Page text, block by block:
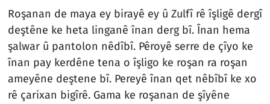
Roşanan de maya ey birayê ey û Zulfî rê îşligê dergî
deştêne ke heta linganê înan derg bî. Înan hema
şalwar û pantolon nêdîbî. Pêroyê serre de çîyo ke
înan pay kerdêne tena o îşligo ke roşan ra roşan
ameyêne deştene bî. Pereyê înan qet nêbîbî ke xo
rê çarixan bigîrê. Gama ke roşanan de şîyêne